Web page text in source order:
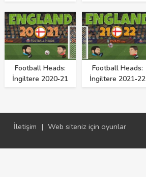
Football Heads:
İngiltere 2020‑21
Football Heads:
İngiltere 2021‑22
İletişim | Web siteniz için oyunlar